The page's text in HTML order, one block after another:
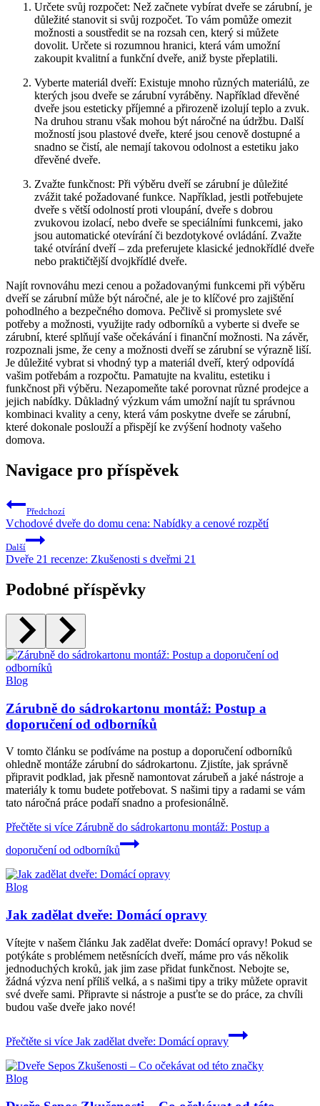
Určete svůj rozpočet: Než začnete vybírat dveře se zárubní, je
důležité stanovit si svůj rozpočet. To vám pomůže omezit
možnosti a soustředit se na rozsah cen, který si můžete
dovolit. Určete si rozumnou hranici, která vám umožní
zakoupit kvalitní a funkční dveře, aniž byste přeplatili.
Vyberte materiál dveří: Existuje mnoho různých materiálů, ze
kterých jsou dveře se zárubní vyráběny. Například dřevěné
dveře jsou esteticky příjemné a přirozeně izolují teplo a zvuk.
Na druhou stranu však mohou být náročné na údržbu. Další
možností jsou plastové dveře, které jsou cenově dostupné a
snadno se čistí, ale nemají takovou odolnost a estetiku jako
dřevěné dveře.
Zvažte funkčnost: Při výběru dveří se zárubní je důležité
zvážit také požadované funkce. Například, jestli potřebujete
dveře s větší odolností proti vloupání, dveře s dobrou
zvukovou izolací, nebo dveře se speciálními funkcemi, jako
jsou automatické otevírání či bezdotykové ovládání. Zvažte
také otvírání dveří – zda preferujete klasické jednokřídlé dveře
nebo praktičtější dvojkřídlé dveře.
Najít rovnováhu mezi cenou a požadovanými funkcemi při výběru
dveří se zárubní může být náročné, ale je to klíčové pro zajištění
pohodlného a bezpečného domova. Pečlivě si promyslete své
potřeby a možnosti, využijte rady odborníků a vyberte si dveře se
zárubní, které splňují vaše očekávání i finanční možnosti. Na závěr,
rozpoznali jsme, že ceny a možnosti dveří se zárubní se výrazně liší.
Je důležité vybrat si vhodný typ a materiál dveří, který odpovídá
vašim potřebám a rozpočtu. Pamatujte na kvalitu, estetiku i
funkčnost při výběru. Nezapomeňte také porovnat různé prodejce a
jejich nabídky. Důkladný výzkum vám umožní najít tu správnou
kombinaci kvality a ceny, která vám poskytne dveře se zárubní,
které dokonale poslouží a přispějí ke zvýšení hodnoty vašeho
domova.
Navigace pro příspěvek
Předchozí
Vchodové dveře do domu cena: Nabídky a cenové rozpětí
Další
Dveře 21 recenze: Zkušenosti s dveřmi 21
Podobné příspěvky
Blog
Zárubně do sádrokartonu montáž: Postup a
doporučení od odborníků
V tomto článku se podíváme na postup a doporučení odborníků
ohledně montáže zárubní do sádrokartonu. Zjistíte, jak správně
připravit podklad, jak přesně namontovat zárubeň a jaké nástroje a
materiály k tomu budete potřebovat. S našimi tipy a radami se vám
tato náročná práce podaří snadno a profesionálně.
Přečtěte si více Zárubně do sádrokartonu montáž: Postup a
doporučení od odborníků
Blog
Jak zadělat dveře: Domácí opravy
Vítejte v našem článku Jak zadělat dveře: Domácí opravy! Pokud se
potýkáte s problémem netěsnících dveří, máme pro vás několik
jednoduchých kroků, jak jim zase přidat funkčnost. Nebojte se,
žádná výzva není příliš velká, a s našimi tipy a triky můžete opravit
své dveře sami. Připravte si nástroje a pusťte se do práce, za chvíli
budou vaše dveře jako nové!
Přečtěte si více Jak zadělat dveře: Domácí opravy
Blog